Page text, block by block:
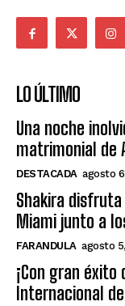
LO ÚLTIMO
Una noche
matrimonial de
DESTACADA agosto
Shakira
Miami junto a
FARANDULA agosto
¡Con gran éxito
Internacional